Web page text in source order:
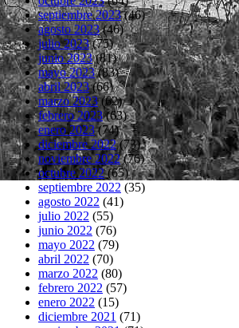
septiembre 2023(46)
agosto 2023(46)
julio 2023(75)
junio 2023(81)
mayo 2023(83)
abril 2023(66)
marzo 2023(62)
febrero 2023(63)
enero 2023(74)
diciembre 2022(73)
noviembre 2022(76)
octubre 2022(65)
septiembre 2022 (35)
agosto 2022 (41)
julio 2022 (55)
junio 2022 (76)
mayo 2022 (79)
abril 2022 (70)
marzo 2022 (80)
febrero 2022 (57)
enero 2022 (15)
diciembre 2021 (71)